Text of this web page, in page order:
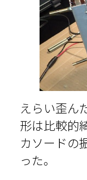
えらい歪ん
形は比較的
カソードの
った。